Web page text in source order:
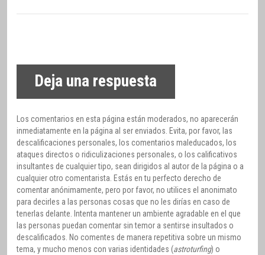
Deja una respuesta
Los comentarios en esta página están moderados, no aparecerán
inmediatamente en la página al ser enviados. Evita, por favor, las
descalificaciones personales, los comentarios maleducados, los
ataques directos o ridiculizaciones personales, o los calificativos
insultantes de cualquier tipo, sean dirigidos al autor de la página o a
cualquier otro comentarista. Estás en tu perfecto derecho de
comentar anónimamente, pero por favor, no utilices el anonimato
para decirles a las personas cosas que no les dirías en caso de
tenerlas delante. Intenta mantener un ambiente agradable en el que
las personas puedan comentar sin temor a sentirse insultados o
descalificados. No comentes de manera repetitiva sobre un mismo
tema, y mucho menos con varias identidades (astroturfing) o